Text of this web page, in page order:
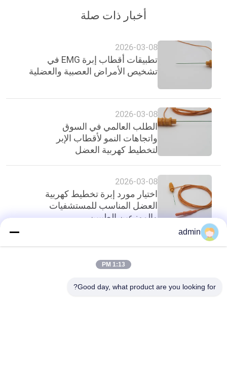
أخبار ذات صلة
2026-03-08
تطبيقات أقطاب إبرة EMG في
تشخيص الأمراض العصبية والعضلية
2026-03-08
الطلب العالمي في السوق
واتجاهات النمو لأقطاب الإبر
لتخطيط كهربية العضل
2026-03-08
اختيار مورد إبرة تخطيط كهربية
العضل المناسب للمستشفيات
والموزعين الطبيين
أعلى
admin
1:13 PM
Good day, what product are you looking for?